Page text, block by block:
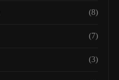
(8)
(7)
(3)